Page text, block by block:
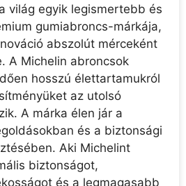
világ egyik legismertebb és
gumiabroncs-márkája,
abszolút mérceként
A Michelin abroncsok
hosszú élettartamukról
az utolsó
A márka élen jár a
és a biztonsági
Aki Michelint
biztonságot,
és a legmagasabb